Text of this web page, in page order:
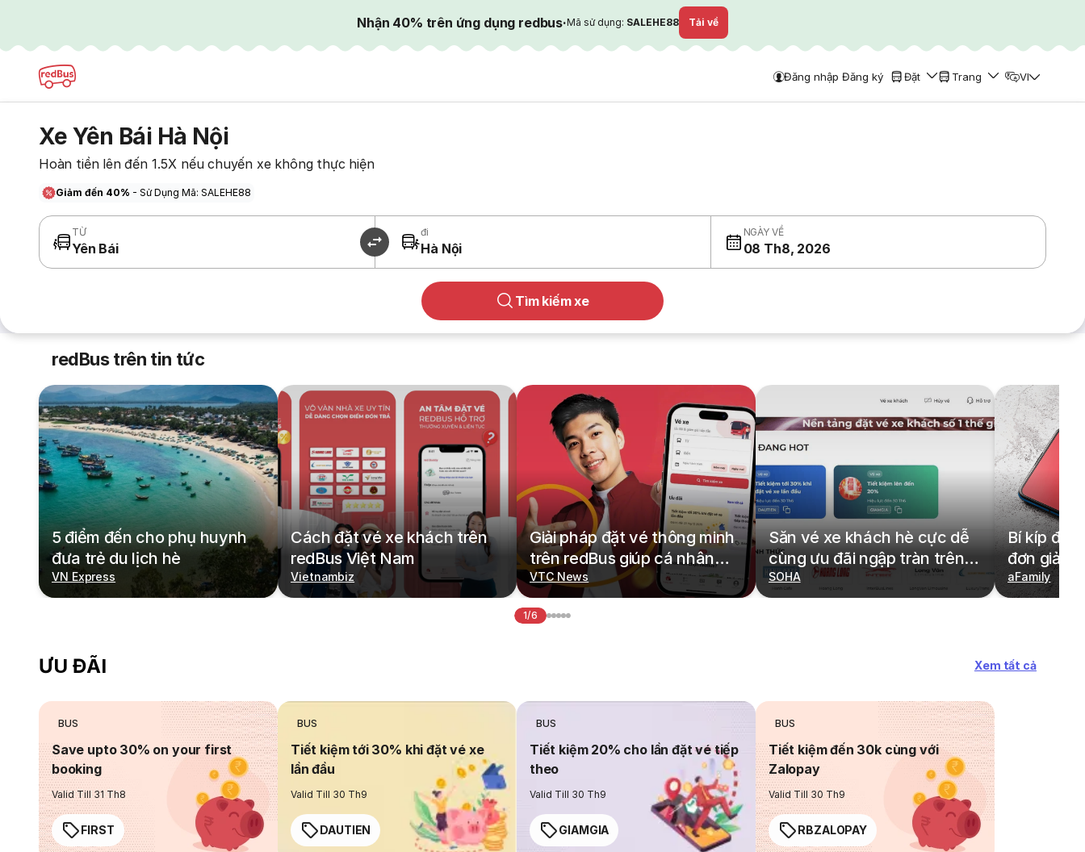
Nhận 40% trên ứng dụng redbus·Mã sử dụng: SALEHE88 Tải về
Đăng nhập Đăng ký Đặt Trang VI
Xe Yên Bái Hà Nội
Hoàn tiền lên đến 1.5X nếu chuyến xe không thực hiện
Giảm đến 40% - Sử Dụng Mã: SALEHE88
TỪ
Yên Bái
đi
Hà Nội
NGÀY VỀ
08 Th8, 2026
Tìm kiếm xe
redBus trên tin tức
5 điểm đến cho phụ huynh
đưa trẻ du lịch hè
VN Express
Cách đặt vé xe khách trên
redBus Việt Nam
Vietnambiz
Giải pháp đặt vé thông minh
trên redBus giúp cá nhân
hoá hành trình di chuyển
VTC News
Săn vé xe khách hè cực dễ
cùng ưu đãi ngập tràn trên
redBus
SOHA
Bí kíp đặt
đơn giản,
cả gia
aFamily
1/6
ƯU ĐÃI Xem tất cả
BUS
Save upto 30% on your first
booking
Valid Till 31 Th8
FIRST
BUS
Tiết kiệm tới 30% khi đặt vé xe
lần đầu
Valid Till 30 Th9
DAUTIEN
BUS
Tiết kiệm 20% cho lần đặt vé tiếp
theo
Valid Till 30 Th9
GIAMGIA
BUS
Tiết kiệm đến 30k cùng với
Zalopay
Valid Till 30 Th9
RBZALOPAY